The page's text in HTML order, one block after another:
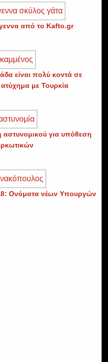
από το Kafto.gr
είναι πολύ κοντά σε
με Τουρκία
αστυνομικού για υπόθεση
Ονόματα νέων Υπουργών